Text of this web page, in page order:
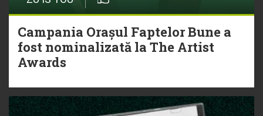
Campania Orașul Faptelor Bune a
fost nominalizată la The Artist
Awards